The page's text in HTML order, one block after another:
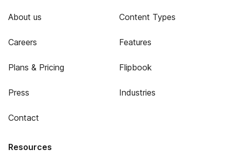
About us
Careers
Plans & Pricing
Press
Contact
Content Types
Features
Flipbook
Industries
Resources